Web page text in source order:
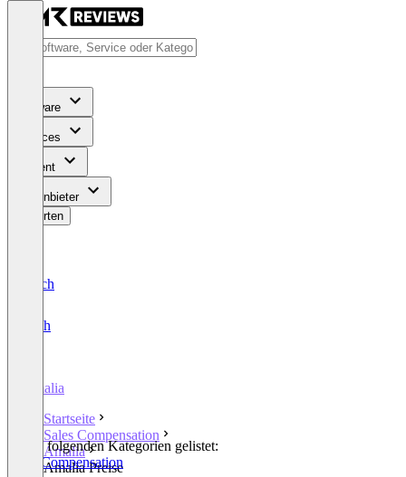
Software
Services
Content
Für Anbieter
Bewerten
Deutsch
English
Amalia
Startseite
Sales Compensation
Amalia
Amalia Preise
In den folgenden Kategorien gelistet:
Sales Compensation